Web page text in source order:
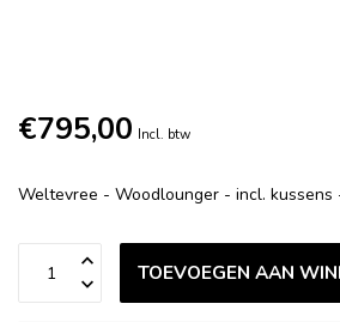
€795,00 Incl. btw
Weltevree - Woodlounger - incl.
TOEVOEGEN AAN